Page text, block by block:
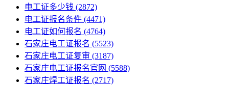
电工证多少钱 (2872)
电工证报名条件 (4471)
电工证如何报名 (4764)
石家庄电工证报名 (5523)
石家庄电工证复审 (3187)
石家庄电工证报名官网 (5588)
石家庄焊工证报名 (2717)